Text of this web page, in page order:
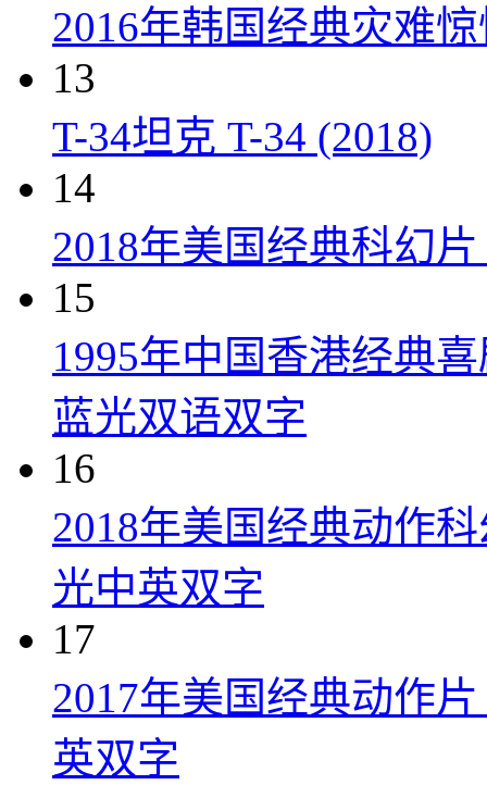
2016年韩国经典灾难
13
T-34坦克 T-34 (2018)
14
2018年美国经典科幻
15
1995年中国香港经典
蓝光双语双字
16
2018年美国经典动作
光中英双字
17
2017年美国经典动作
英双字